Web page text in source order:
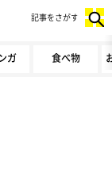
ガ 食べ物
記事をさがす